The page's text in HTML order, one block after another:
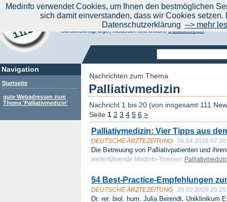
Navigation
Startseite
gute Webadressen zum
Thema 'Palliativmedizin'
Aktuelle Nachrichten|
Suchen Sie noch oder Finden Sie schon?
Medinfo.de - Meta-Portal für Gesundheitsthemen
Berücksichtigt afgis, Medisuch und weitereQualitätssiegel.
Nachrichten zum Thema
Palliativmedizin
Nachricht 1 bis 20 (von insgesamt 111
Seite 1 2 3 4 5 6 >
Palliativmedizin: Vier Tipps aus
DEUTSCHE ÄRZTEZEITUNG 06.04.2026
Die Betreuung von Palliativpatienten und
weiterführende Medinfo-Themen:
54 Best-Practice-Empfehlungen
DEUTSCHE ÄRZTEZEITUNG 20.02.2026
Dr. rer. biol. hum. Julia Berendt, Uniklinikum
Medinfo verwendet Cookies, um Ihnen den bestmöglichen
sich damit einverstanden, dass wir Cookies
Datenschutzerklärung --> mehr